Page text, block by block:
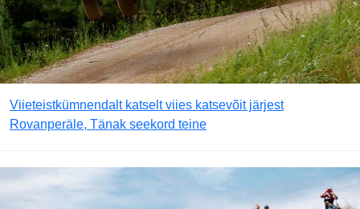
Viieteistkümnendalt katselt viies katsevõit järjest
Rovanperäle, Tänak seekord teine